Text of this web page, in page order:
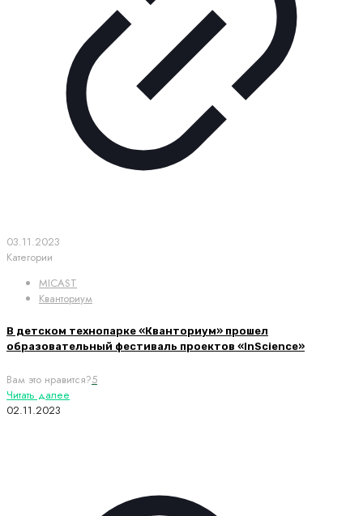
03.11.2023
Категории
MICAST
Кванториум
В детском технопарке «Кванториум» прошел
образовательный фестиваль проектов «InScience»
Вам это нравится?5
Читать далее
02.11.2023